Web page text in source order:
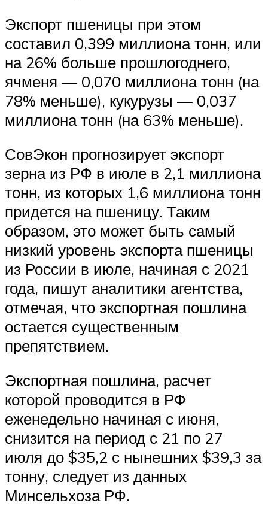
Экспорт пшеницы при этом
составил 0,399 миллиона тонн, или
на 26% больше прошлогоднего,
ячменя — 0,070 миллиона тонн (на
78% меньше), кукурузы — 0,037
миллиона тонн (на 63% меньше).
СовЭкон прогнозирует экспорт
зерна из РФ в июле в 2,1 миллиона
тонн, из которых 1,6 миллиона тонн
придется на пшеницу. Таким
образом, это может быть самый
низкий уровень экспорта пшеницы
из России в июле, начиная с 2021
года, пишут аналитики агентства,
отмечая, что экспортная пошлина
остается существенным
препятствием.
Экспортная пошлина, расчет
которой проводится в РФ
еженедельно начиная с июня,
снизится на период с 21 по 27
июля до $35,2 с нынешних $39,3 за
тонну, следует из данных
Минсельхоза РФ.